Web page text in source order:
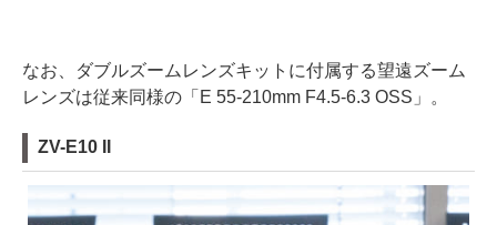
なお、ダブルズームレンズキットに付属する望遠ズーム
レンズは従来同様の「E 55-210mm F4.5-6.3 OSS」。
ZV-E10 II